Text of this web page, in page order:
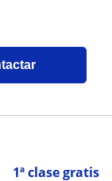
1ª clase gratis